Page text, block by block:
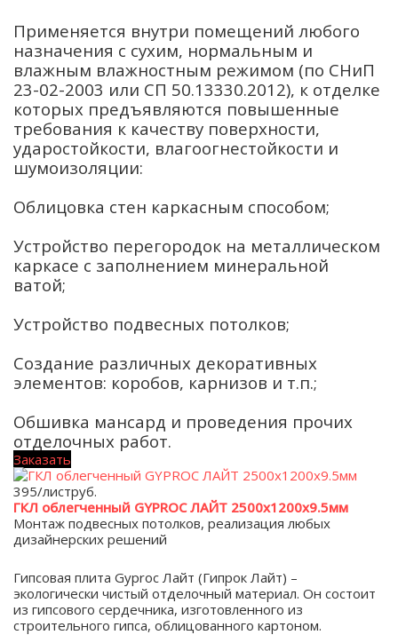
Применяется внутри помещений любого
назначения с сухим, нормальным и
влажным влажностным режимом (по СНиП
23-02-2003 или СП 50.13330.2012), к отделке
которых предъявляются повышенные
требования к качеству поверхности,
ударостойкости, влагоогнестойкости и
шумоизоляции:
Облицовка стен каркасным способом;
Устройство перегородок на металлическом
каркасе с заполнением минеральной
ватой;
Устройство подвесных потолков;
Создание различных декоративных
элементов: коробов, карнизов и т.п.;
Обшивка мансард и проведения прочих
отделочных работ.
Заказать
395/листруб.
ГКЛ облегченный GYPROC ЛАЙТ 2500х1200х9.5мм
Монтаж подвесных потолков, реализация любых
дизайнерских решений
Гипсовая плита Gyproc Лайт (Гипрок Лайт) –
экологически чистый отделочный материал. Он состоит
из гипсового сердечника, изготовленного из
строительного гипса, облицованного картоном.